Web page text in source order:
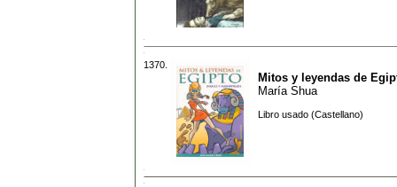
1370.
Mitos y leyendas de
María Shua
Libro usado (Castellano)